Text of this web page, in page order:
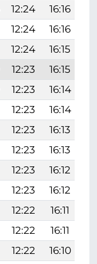
12:24 16:16
12:24 16:16
12:24 16:15
12:23 16:15
12:23 16:14
12:23 16:14
12:23 16:13
12:23 16:13
12:23 16:12
12:23 16:12
12:22 16:11
12:22 16:11
12:22 16:10